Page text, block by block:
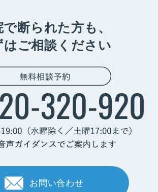
断られた方も、
はご相談ください
お問い合わせ